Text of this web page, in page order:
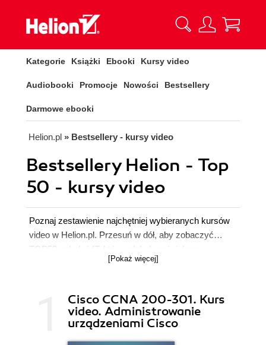
Kategorie Książki Ebooki Kursy video
Audiobooki Promocje Nowości Bestsellery
Darmowe ebooki
Helion.pl » Bestsellery - kursy video
Bestsellery Helion - Top
50 - kursy video
Poznaj zestawienie najchętniej wybieranych kursów
video w Helion.pl. Przesuń w dół, aby zobaczyć
TOP50 szkoleń IT, które zdobyły największą
popularność wśród naszych użytkowników. Zapoznaj
idealny dla siebie!
[Pokaż więcej]
Cisco CCNA 200-301. Kurs
video. Administrowanie
urządzeniami Cisco